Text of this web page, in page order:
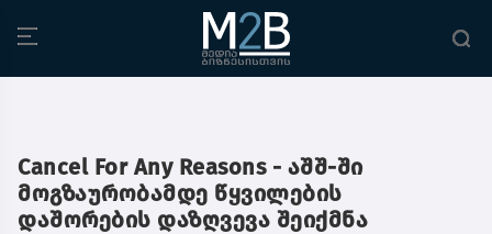
Cancel For Any Reasons - აშშ-ში
მოგზაურობამდე წყვილების
დაშორების დაზღვევა შეიქმნა